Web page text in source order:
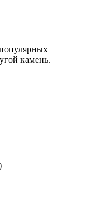
камень.